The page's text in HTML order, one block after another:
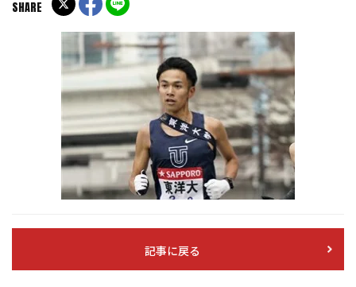
SHARE
記事に戻る